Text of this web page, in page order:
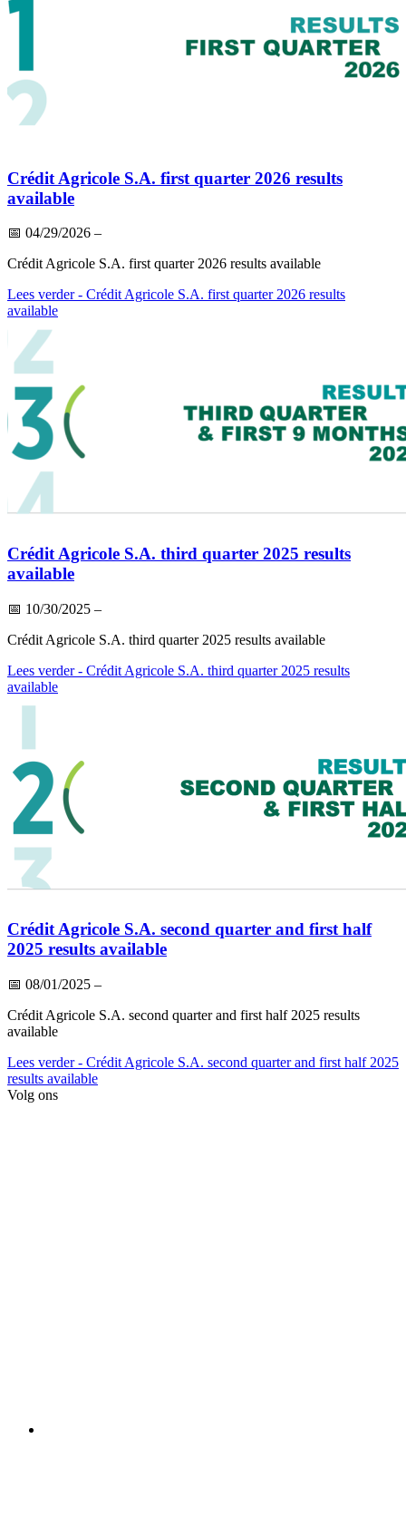
Crédit Agricole S.A. first quarter 2026 results
available
📅 04/29/2026 –
Crédit Agricole S.A. first quarter 2026 results available
Lees verder- Crédit Agricole S.A. first quarter 2026 results
available
Crédit Agricole S.A. third quarter 2025 results
available
📅 10/30/2025 –
Crédit Agricole S.A. third quarter 2025 results available
Lees verder- Crédit Agricole S.A. third quarter 2025 results
available
Crédit Agricole S.A. second quarter and first half
2025 results available
📅 08/01/2025 –
Crédit Agricole S.A. second quarter and first half 2025 results
available
Lees verder- Crédit Agricole S.A. second quarter and first half 2025
results available
Volg ons